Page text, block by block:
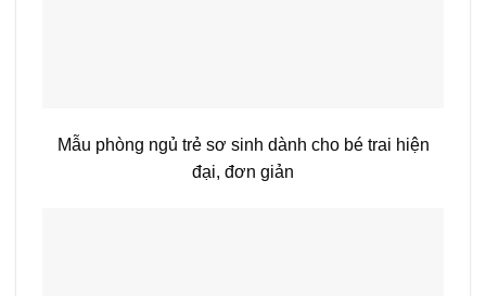
Mẫu phòng ngủ trẻ sơ sinh dành cho bé trai hiện
đại, đơn giản